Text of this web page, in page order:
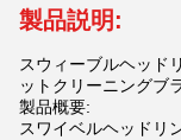
製品説明:
スウィーブルヘッド
ットクリーニングブ
製品概要:
スワイベルヘッドリ